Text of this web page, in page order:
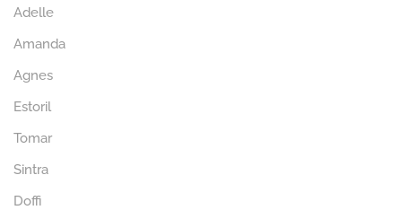
Adelle
Amanda
Agnes
Estoril
Tomar
Sintra
Doffi